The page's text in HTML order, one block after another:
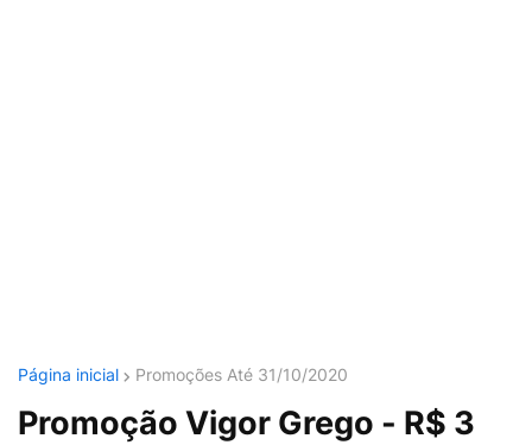
Página inicial Promoções Até 31/10/2020
Promoção Vigor Grego - R$ 3